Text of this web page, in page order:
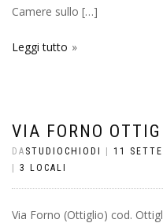
Camere sullo […]
Leggi tutto
VIA FORNO
DA STUDIOCHIODI 11
3 LOCALI
Via Forno (Ottiglio) cod.